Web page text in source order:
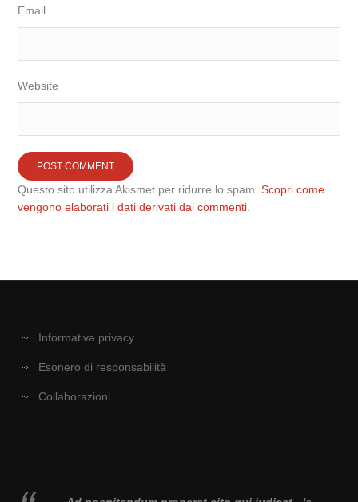
Email
Website
Questo sito utilizza Akismet per ridurre lo spam.Scopri come
vengono elaborati i dati derivati dai commenti
Informativa privacy
Esonero di responsabilità
Collaborazioni